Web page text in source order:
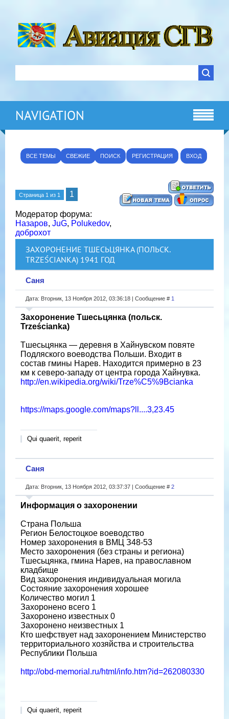
NAVIGATION
ВСЕ ТЕМЫ СВЕЖИЕ ПОИСК РЕГИСТРАЦИЯ ВХОД
Страница 1 из 1 1
Модератор форума:
Назаров, JuG, Polukedov,
доброхот
ЗАХОРОНЕНИЕ ТШЕСЬЦЯНКА (ПОЛЬСК.
TRZEŚCIANKA) 1941 ГОД
Саня
Дата: Вторник, 13 Ноября 2012, 03:36:18 | Сообщение # 1
Захоронение Тшесьцянка (польск.
Trześcianka)
Тшесьцянка — деревня в Хайнувском повяте
Подляского воеводства Польши. Входит в
состав гмины Нарев. Находится примерно в 23
км к северо-западу от центра города Хайнувка.
http://en.wikipedia.org/wiki/Trze%C5%9Bcianka
https://maps.google.com/maps?ll....3,23.45
Qui quaerit, reperit
Саня
Дата: Вторник, 13 Ноября 2012, 03:37:37 | Сообщение # 2
Информация о захоронении
Страна Польша
Регион Белостоцкое воеводство
Номер захоронения в ВМЦ З48-53
Место захоронения (без страны и региона)
Тшесьцянка, гмина Нарев, на православном
кладбище
Вид захоронения индивидуальная могила
Состояние захоронения хорошее
Количество могил 1
Захоронено всего 1
Захоронено известных 0
Захоронено неизвестных 1
Кто шефствует над захоронением Министерство
территориального хозяйства и строительства
Республики Польша
http://obd-memorial.ru/html/info.htm?id=262080330
Qui quaerit, reperit